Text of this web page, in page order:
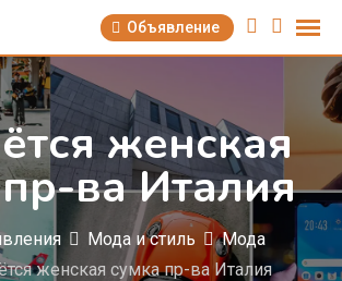
Объявление
женская
ва Италия
Мода и стиль
Мода
женская сумка пр-ва Италия